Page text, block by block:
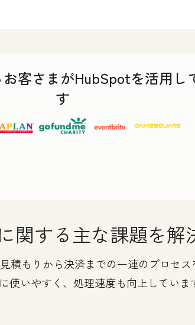
お客さまがHubSpotを活用
す
関する主な課題を解
積もりから決済までの一連のプロセ
使いやすく、処理速度も向上していま